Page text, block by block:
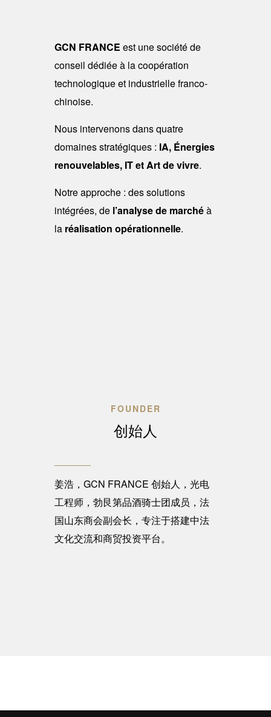
GCN FRANCE est une société de
conseil dédiée à la coopération
technologique et industrielle franco-
chinoise.
Nous intervenons dans quatre
domaines stratégiques : IA, Énergies
renouvelables, IT et Art de vivre.
Notre approche : des solutions
intégrées, de l’analyse de marchéà
la réalisation opérationnelle.
FOUNDER
创始人
姜浩，GCN FRANCE 创始人，光电
工程师，勃艮第品酒骑士团成员，法
国山东商会副会长，专注于搭建中法
文化交流和商贸投资平台。